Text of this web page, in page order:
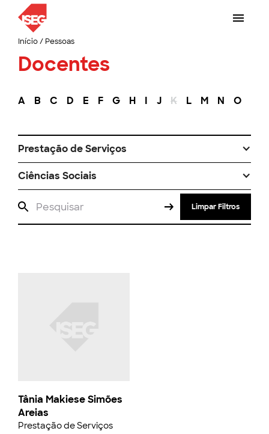
Início/ Pessoas
Docentes
A B C D E F G H I J K L M N O
Prestação de Serviços
Ciências Sociais
Limpar Filtros
Tânia Makiese Simões
Areias
Prestação de Serviços